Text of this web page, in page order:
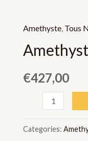
Amethyste Tous
€427,00
Amethyste
-
Categories: